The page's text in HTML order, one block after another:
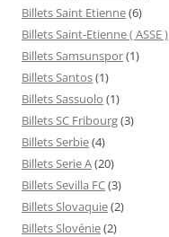
Billets Saint Etienne(6)
Billets Saint-Etienne ( ASSE )
Billets Samsunspor(1)
Billets Santos(1)
Billets Sassuolo (1)
Billets SC Fribourg(3)
Billets Serbie(4)
Billets Serie A(20)
Billets Sevilla FC(3)
Billets Slovaquie(2)
Billets Slovénie(2)